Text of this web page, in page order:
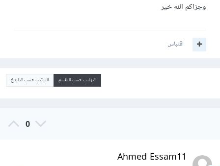
وجزاكم الله خير
اقتباس
الترتيب حسب التقييم الترتيب حسب التاريخ
0
Ahmed Essam11